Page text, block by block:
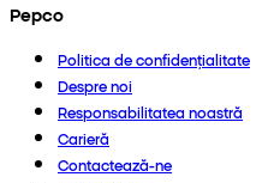
Pepco
Politica de confidențialitate
Despre noi
Responsabilitatea noastră
Carieră
Contactează-ne